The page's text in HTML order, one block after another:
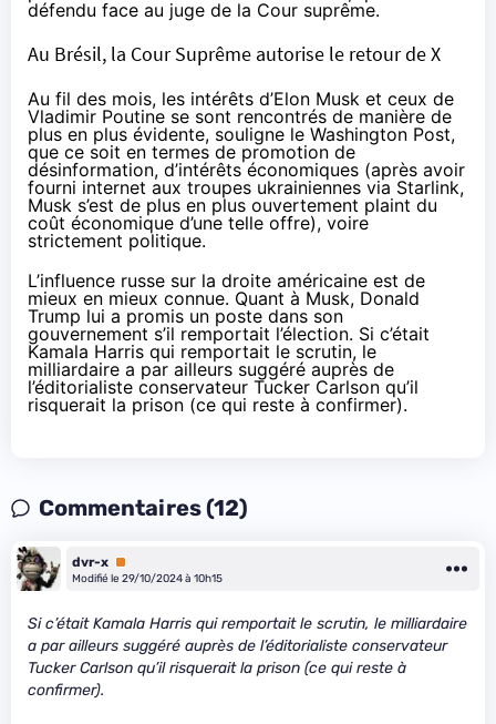
défendu face au juge de la Cour suprême.
Au Brésil, la Cour Suprême autorise le retour de X
Au fil des mois, les intérêts d’Elon Musk et ceux de
Vladimir Poutine se sont rencontrés de manière de
plus en plus évidente, souligne le Washington Post,
que ce soit en termes de promotion de
désinformation, d’intérêts économiques (après avoir
fourni internet aux troupes ukrainiennes via Starlink,
Musk s’est de plus en plus ouvertement plaint du
coût économique d’une telle offre), voire
strictement politique.
L’influence russe sur la droite américaine est de
mieux en mieux connue. Quant à Musk, Donald
Trump lui a promis un poste dans son
gouvernement s’il remportait l’élection. Si c’était
Kamala Harris qui remportait le scrutin, le
milliardaire a par ailleurs suggéré auprès de
l’éditorialiste conservateur Tucker Carlson qu’il
risquerait la prison (ce qui reste à confirmer).
Commentaires (12)
dvr-x Premium
Modifié le 29/10/2024 à 10h15
Si c’était Kamala Harris qui remportait le scrutin, le milliardaire
a par ailleurs suggéré auprès de l’éditorialiste conservateur
Tucker Carlson qu’il risquerait la prison (ce qui reste à
confirmer).